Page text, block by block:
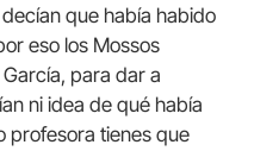
que había habido
eso los Mossos
para dar a
ni idea de qué había
profesora tienes que